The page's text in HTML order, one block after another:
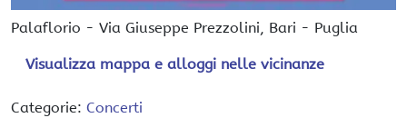
Palaflorio - Via Giuseppe Prezzolini, Bari - Puglia
Visualizza mappa e alloggi nelle vicinanze
Categorie: Concerti